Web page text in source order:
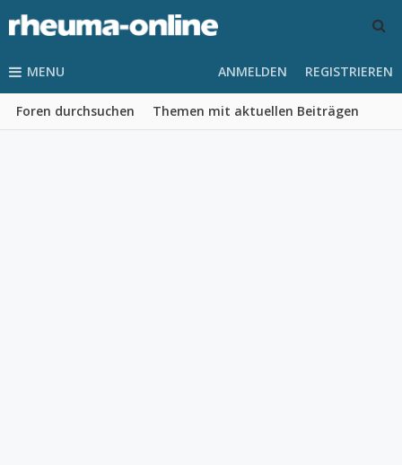
MENU
Foren durchsuchen Themen mit aktuellen Beiträgen
ANMELDEN REGISTRIEREN